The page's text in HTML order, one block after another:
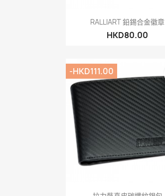
快速查看
RALLIART 鉛錫合金徽章
HKD80.00
快速查看
-HKD111.00